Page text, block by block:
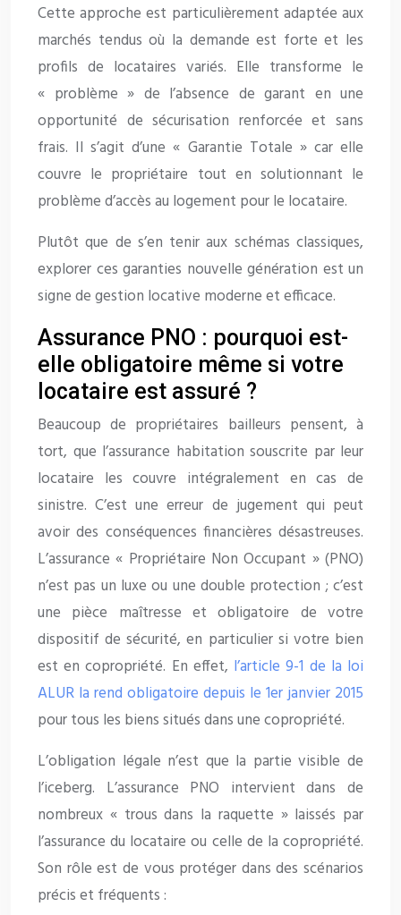
Cette approche est particulièrement adaptée aux
marchés tendus où la demande est forte et les
profils de locataires variés. Elle transforme le
« problème » de l’absence de garant en une
opportunité de sécurisation renforcée et sans
frais. Il s’agit d’une « Garantie Totale » car elle
couvre le propriétaire tout en solutionnant le
problème d’accès au logement pour le locataire.
Plutôt que de s’en tenir aux schémas classiques,
explorer ces garanties nouvelle génération est un
signe de gestion locative moderne et efficace.
Assurance PNO : pourquoi est-
elle obligatoire même si votre
locataire est assuré ?
Beaucoup de propriétaires bailleurs pensent, à
tort, que l’assurance habitation souscrite par leur
locataire les couvre intégralement en cas de
sinistre. C’est une erreur de jugement qui peut
avoir des conséquences financières désastreuses.
L’assurance « Propriétaire Non Occupant » (PNO)
n’est pas un luxe ou une double protection ; c’est
une pièce maîtresse et obligatoire de votre
dispositif de sécurité, en particulier si votre bien
est en copropriété. En effet, l’article 9-1 de la loi
ALUR la rend obligatoire depuis le 1er janvier 2015
pour tous les biens situés dans une copropriété.
L’obligation légale n’est que la partie visible de
l’iceberg. L’assurance PNO intervient dans de
nombreux « trous dans la raquette » laissés par
l’assurance du locataire ou celle de la copropriété.
Son rôle est de vous protéger dans des scénarios
précis et fréquents :